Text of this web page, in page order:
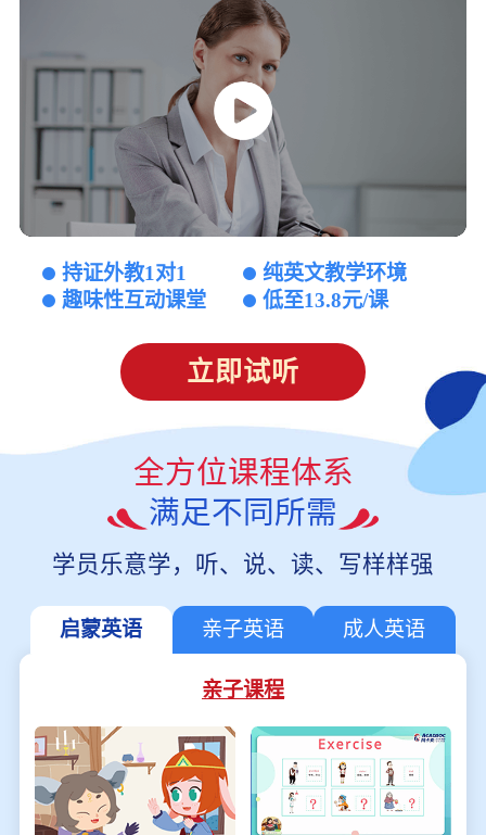
持证外教1对1
纯英文教学环境
趣味性互动课堂
低至13.8元/课
立即试听
全方位课程体系
满足不同所需
学员乐意学，听、说、读、写样样强
启蒙英语 亲子英语 成人英语
亲子课程